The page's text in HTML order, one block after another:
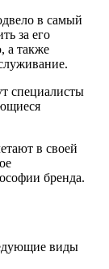
в самый
за его
а также
специалисты
в своей
бренда.
виды